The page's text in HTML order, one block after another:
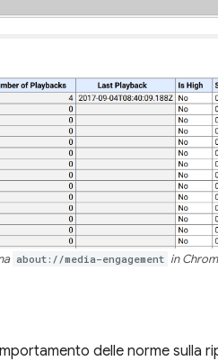
about://media-engagement in
delle norme sulla